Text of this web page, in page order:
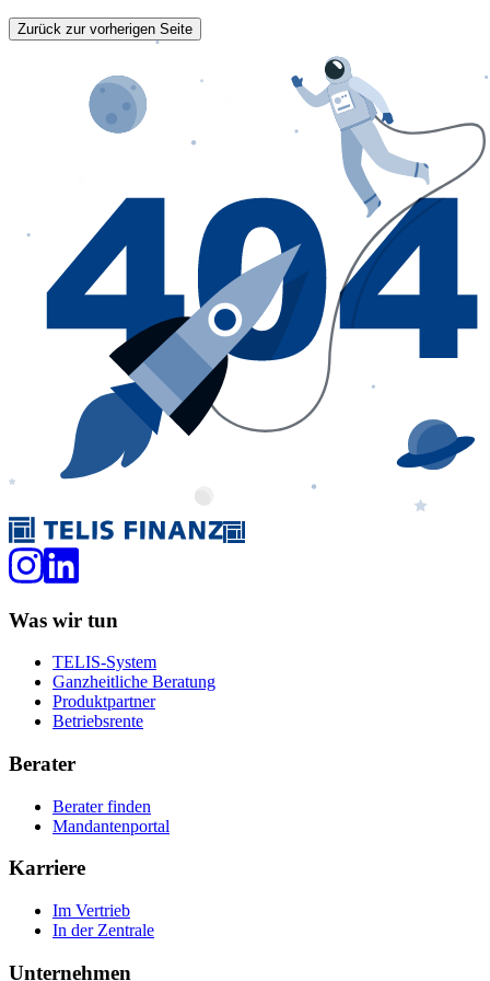
Zurück zur vorherigen Seite
Was wir tun
TELIS-System
Ganzheitliche Beratung
Produktpartner
Betriebsrente
Berater
Berater finden
Mandantenportal
Karriere
Im Vertrieb
In der Zentrale
Unternehmen